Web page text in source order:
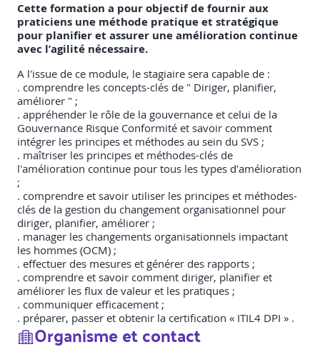
Cette formation a pour objectif de fournir aux
praticiens une méthode pratique et stratégique
pour planifier et assurer une amélioration continue
avec l’agilité nécessaire.
A l'issue de ce module, le stagiaire sera capable de :
. comprendre les concepts-clés de " Diriger, planifier,
améliorer " ;
. appréhender le rôle de la gouvernance et celui de la
Gouvernance Risque Conformité et savoir comment
intégrer les principes et méthodes au sein du SVS ;
. maîtriser les principes et méthodes-clés de
l'amélioration continue pour tous les types d'amélioration
;
. comprendre et savoir utiliser les principes et méthodes-
clés de la gestion du changement organisationnel pour
diriger, planifier, améliorer ;
. manager les changements organisationnels impactant
les hommes (OCM) ;
. effectuer des mesures et générer des rapports ;
. comprendre et savoir comment diriger, planifier et
améliorer les flux de valeur et les pratiques ;
. communiquer efficacement ;
. préparer, passer et obtenir la certification « ITIL4 DPI » .
Organisme et contact